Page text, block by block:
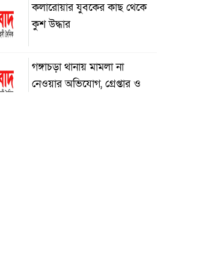
কলারোয়ার যুবকের কাছ থেকে
কুশ উদ্ধার
গঙ্গাচড়া থানায় মামলা না
নেওয়ার অভিযোগ, গ্রেপ্তার ও